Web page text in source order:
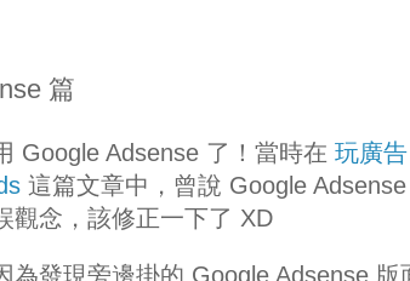
篇
Google Adsense 了！當時在 玩廣告
這篇文章中，曾說 Google
觀念，該修正一下了 XD
發現旁邊掛的 Google Adsense 版